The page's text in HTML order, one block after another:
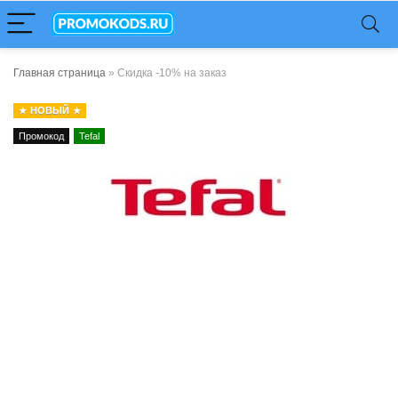
Главная страница » Скидка -10% на заказ
НОВЫЙ
Промокод Tefal